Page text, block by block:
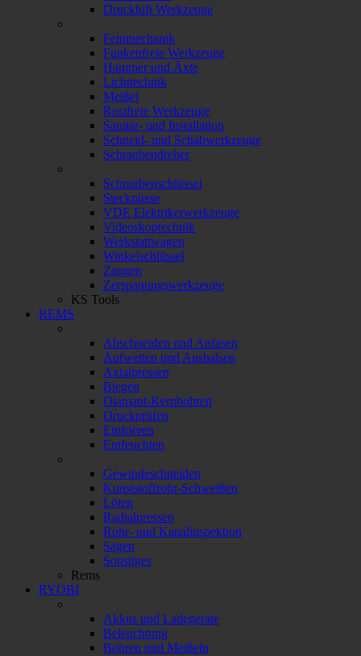
Druckluft Werkzeuge
Feinmechanik
Funkenfreie Werkzeuge
Hammer und Äxte
Lichttechnik
Meißel
Rostfreie Werkzeuge
Sanitär- und Installation
Schneid- und Schabwerkzeuge
Schraubendreher
Schraubenschlüssel
Stecknüsse
VDE Elektrikerwerkzeuge
Videoskoptechnik
Werkstattwagen
Winkelschlüssel
Zangen
Zerspanungswerkzeuge
KS Tools
REMS
Abschneiden und Anfasen
Aufweiten und Aushalsen
Axialpressen
Biegen
Diamant-Kernbohren
Druckprüfen
Einfrieren
Entfeuchten
Gewindeschneiden
Kunststoffrohr-Schweißen
Löten
Radialpressen
Rohr- und Kanalinspektion
Sägen
Sonstiges
Rems
RYOBI
Akkus und Ladegeräte
Beleuchtung
Bohren und Meißeln